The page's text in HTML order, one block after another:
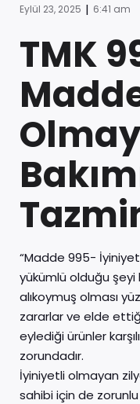
Eylül 23, 2025 | 6:41 am
TMK
“Madde 995-
yükümlü olduğu şeyi
alıkoymuş olması
zararlar ve elde
eylediği ürünler
zorundadır.
İyiniyetli olmayan
sahibi için de zorunlu